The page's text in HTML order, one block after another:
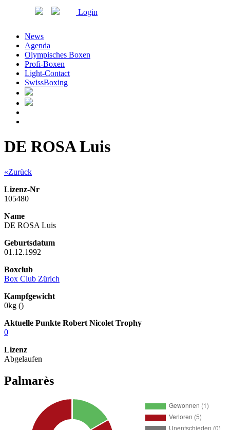
Login
News
Agenda
Olympisches Boxen
Profi-Boxen
Light-Contact
SwissBoxing
DE ROSA Luis
«Zurück
Lizenz-Nr
105480
Name
DE ROSA Luis
Geburtsdatum
01.12.1992
Boxclub
Box Club Zürich
Kampfgewicht
0kg ()
Aktuelle Punkte Robert Nicolet Trophy
0
Lizenz
Abgelaufen
Palmarès